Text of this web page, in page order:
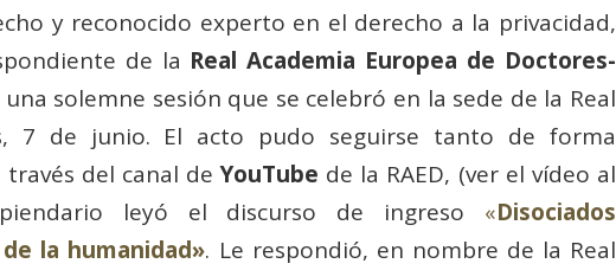
y reconocido experto en el derecho a la privacidad,
de la Real Academia Europea de Doctores-
solemne sesión que se celebró en la sede de la Real
7 de junio. El acto pudo seguirse tanto de forma
través del canal deYouTube de la RAED, (ver el vídeo al
leyó el discurso de ingreso «Disociados
la humanidad». Le respondió, en nombre de la Real